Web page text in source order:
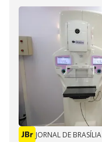
JORNAL DE BRASÍLIA